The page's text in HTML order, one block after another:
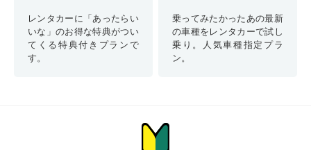
レンタカーに「あったらい
いな」のお得な特典がつい
てくる特典付きプランで
す。
乗ってみたかったあの最新
の車種をレンタカーで試し
乗り。人気車種指定プラ
ン。